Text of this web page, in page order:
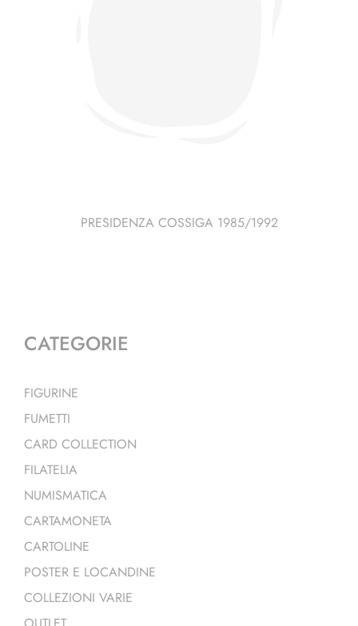
PRESIDENZA COSSIGA 1985/1992
CATEGORIE
FIGURINE
FUMETTI
CARD COLLECTION
FILATELIA
NUMISMATICA
CARTAMONETA
CARTOLINE
POSTER E LOCANDINE
COLLEZIONI VARIE